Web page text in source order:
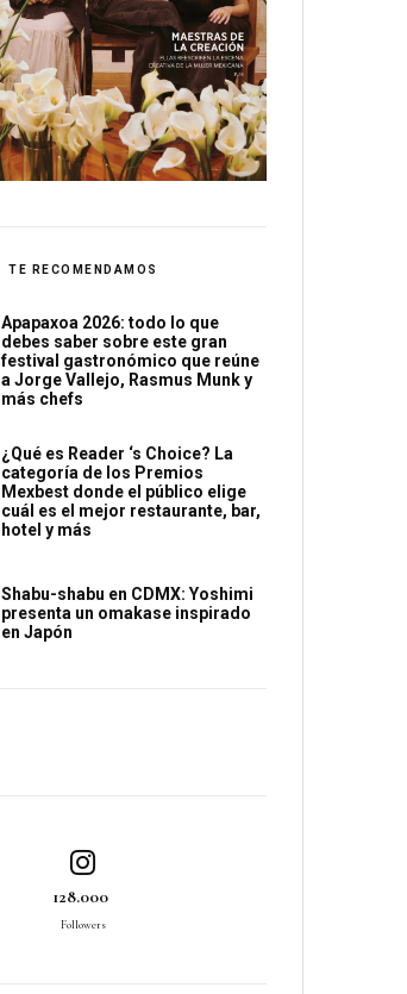
TE RECOMENDAMOS
Apapaxoa 2026: todo lo que
debes saber sobre este gran
festival gastronómico que reúne
a Jorge Vallejo, Rasmus Munk y
más chefs
¿Qué es Reader ‘s Choice? La
categoría de los Premios
Mexbest donde el público elige
cuál es el mejor restaurante, bar,
hotel y más
Shabu-shabu en CDMX: Yoshimi
presenta un omakase inspirado
en Japón
128.000
Followers